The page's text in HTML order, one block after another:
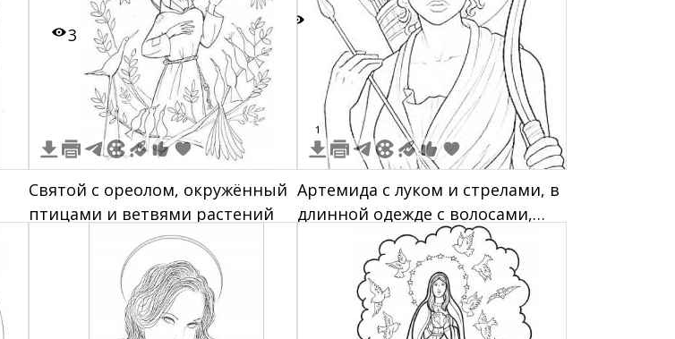
3
Святой с ореолом, окружённый
птицами и ветвями растений
1
Артемида с луком и стрелами, в
длинной одежде с волосами,
убранными в прическу, с
ореолом за головой